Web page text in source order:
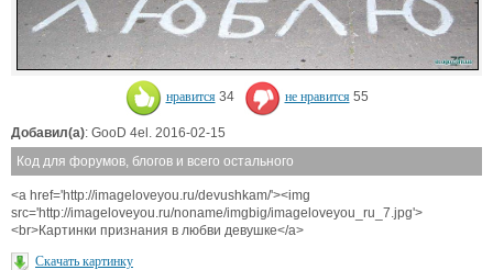
нравится 34 не нравится 55
Добавил(а): GooD 4el. 2016-02-15
Код для форумов, блогов и всего остального
<a href='http://imageloveyou.ru/devushkam/'><img
src='http://imageloveyou.ru/noname/imgbig/imageloveyou_ru_7.jpg'>
<br>Картинки признания в любви девушке</a>
Скачать картинку